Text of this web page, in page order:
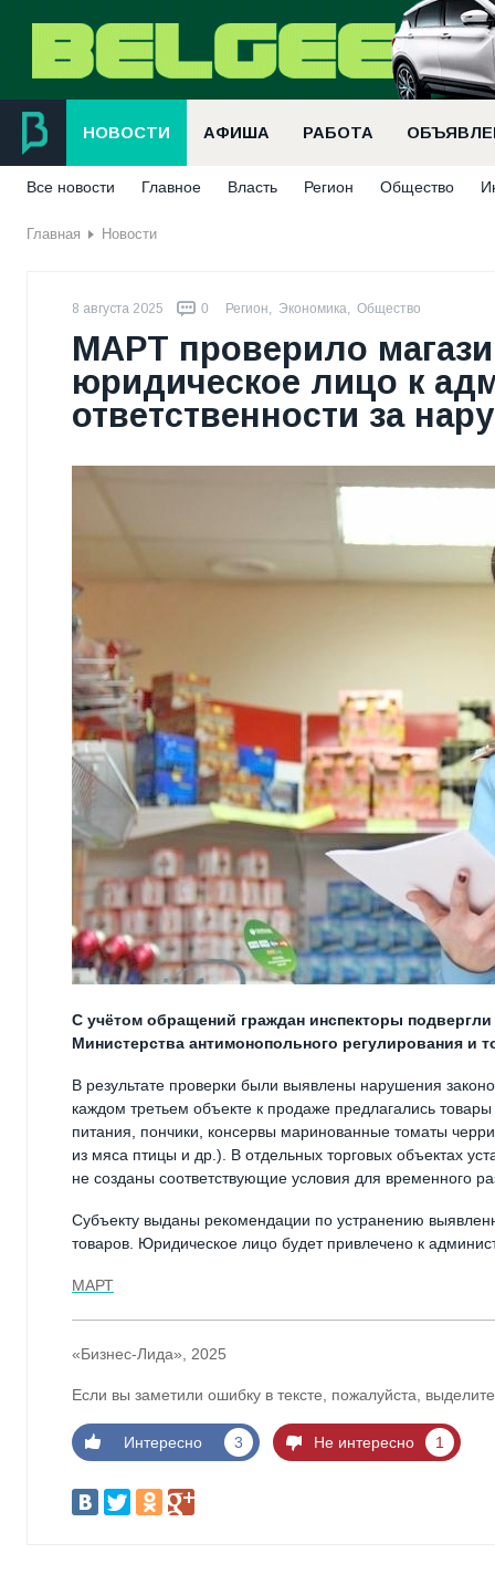
НОВОСТИ АФИША РАБОТА
Все новости Главное Власть Регион Общество
Главная Новости
8 августа 2025 0 Регион, Экономика, Общество
МАРТ проверило
юридическое лицо к
ответственности за
С учётом обращений граждан инспекторы
Министерства антимонопольного регулирования и
В результате проверки были выявлены нарушения
каждом третьем объекте к продаже предлагались
питания, пончики, консервы маринованные томаты
из мяса птицы и др.). В отдельных торговых объектах
не созданы соответствующие условия для временного
Субъекту выданы рекомендации по устранению
товаров. Юридическое лицо будет привлечено к
МАРТ
«Бизнес-Лида», 2025
Если вы заметили ошибку в тексте, пожалуйста,
Интересно 3 Не интересно 1